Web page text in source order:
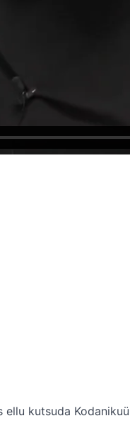
kutsuda